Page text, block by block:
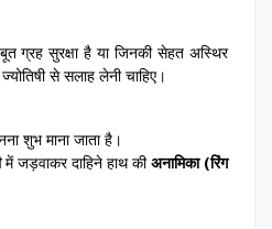
ग्रह सुरक्षा है या जिनकी सेहत अस्थिर
से सलाह लेनी चाहिए।
शुभ माना जाता है।
में जड़वाकर दाहिने हाथ कीअनामिका (रिंग